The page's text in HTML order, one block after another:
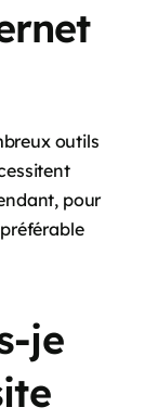
outils
pour
je